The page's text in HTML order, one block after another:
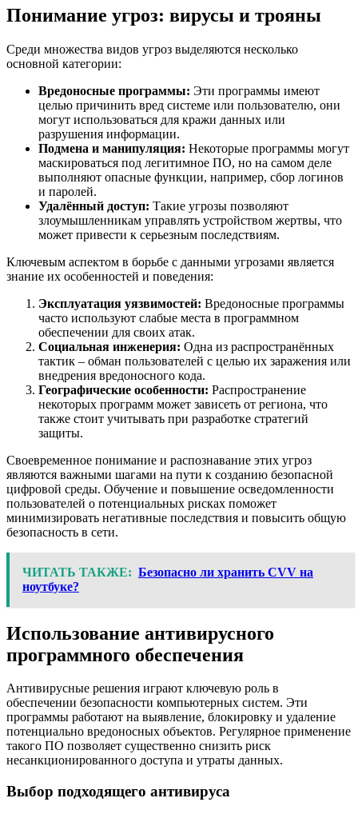
Понимание угроз: вирусы и трояны
Среди множества видов угроз выделяются несколько
основной категории:
Вредоносные программы: Эти программы имеют
целью причинить вред системе или пользователю, они
могут использоваться для кражи данных или
разрушения информации.
Подмена и манипуляция: Некоторые программы могут
маскироваться под легитимное ПО, но на самом деле
выполняют опасные функции, например, сбор логинов
и паролей.
Удалённый доступ: Такие угрозы позволяют
злоумышленникам управлять устройством жертвы, что
может привести к серьезным последствиям.
Ключевым аспектом в борьбе с данными угрозами является
знание их особенностей и поведения:
Эксплуатация уязвимостей: Вредоносные программы
часто используют слабые места в программном
обеспечении для своих атак.
Социальная инженерия: Одна из распространённых
тактик – обман пользователей с целью их заражения или
внедрения вредоносного кода.
Географические особенности: Распространение
некоторых программ может зависеть от региона, что
также стоит учитывать при разработке стратегий
защиты.
Своевременное понимание и распознавание этих угроз
являются важными шагами на пути к созданию безопасной
цифровой среды. Обучение и повышение осведомленности
пользователей о потенциальных рисках поможет
минимизировать негативные последствия и повысить общую
безопасность в сети.
ЧИТАТЬ ТАКЖЕ: Безопасно ли хранить CVV на
ноутбуке?
Использование антивирусного
программного обеспечения
Антивирусные решения играют ключевую роль в
обеспечении безопасности компьютерных систем. Эти
программы работают на выявление, блокировку и удаление
потенциально вредоносных объектов. Регулярное применение
такого ПО позволяет существенно снизить риск
несанкционированного доступа и утраты данных.
Выбор подходящего антивируса